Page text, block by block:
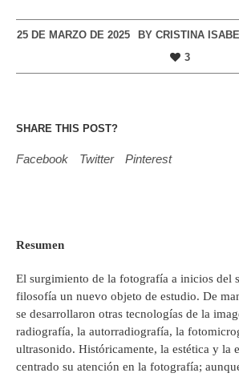
25 DE MARZO DE 2025 BY CRISTINA
3
SHARE THIS POST?
Facebook Twitter Pinterest
Resumen
El surgimiento de la fotografía a inicios del
filosofía un nuevo objeto de estudio. De
se desarrollaron otras tecnologías de la
radiografía, la autorradiografía, la
ultrasonido. Históricamente, la estética y la
centrado su atención en la fotografía;